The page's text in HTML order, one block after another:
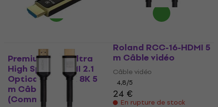
PremiumCord Ultra
High Speed HDMI 2.1
Optical fiber 8K 8K 5
m Câble vidéo
(Comme neuf)
Roland RCC-16-HDMI 5
m Câble vidéo
Câble vidéo
4,8/5
24 €
En rupture de stock